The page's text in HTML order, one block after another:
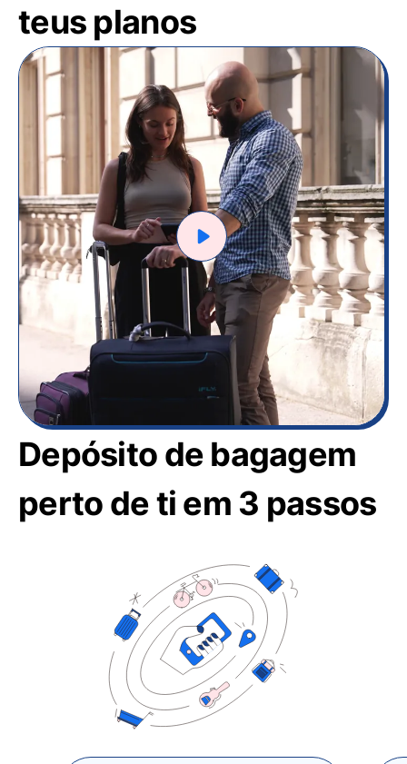
teus planos
Depósito de bagagem
perto de ti em 3 passos